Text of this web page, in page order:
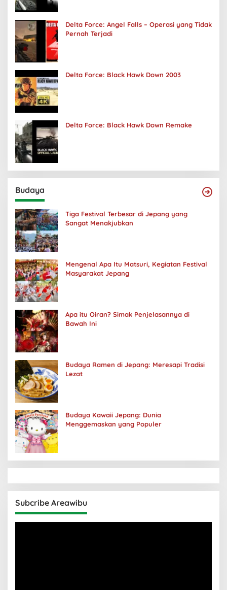
Delta Force: Angel Falls – Operasi yang Tidak
Pernah Terjadi
Delta Force: Black Hawk Down 2003
Delta Force: Black Hawk Down Remake
Budaya
Tiga Festival Terbesar di Jepang yang
Sangat Menakjubkan
Mengenal Apa Itu Matsuri, Kegiatan Festival
Masyarakat Jepang
Apa itu Oiran? Simak Penjelasannya di
Bawah Ini
Budaya Ramen di Jepang: Meresapi Tradisi
Lezat
Budaya Kawaii Jepang: Dunia
Menggemaskan yang Populer
Subcribe Areawibu